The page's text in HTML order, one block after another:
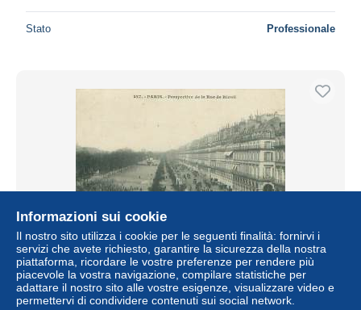
Stato Professionale
75 - PARIS - Perspective de la Rue de Rivoli
± 1,14 USD
Informazioni sui cookie
Il nostro sito utilizza i cookie per le seguenti finalità: fornirvi i
servizi che avete richiesto, garantire la sicurezza della nostra
piattaforma, ricordare le vostre preferenze per rendere più
piacevole la vostra navigazione, compilare statistiche per
adattare il nostro sito alle vostre esigenze, visualizzare video e
permettervi di condividere contenuti sui social network.